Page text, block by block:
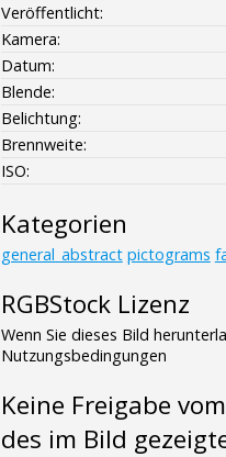
Veröffentlicht:
Kamera:
Datum:
Blende:
Belichtung:
Brennweite:
ISO:
Kategorien
general_abstract pictograms
RGBStock Lizenz
Wenn Sie dieses Bild
Nutzungsbedingungen
Keine Freigabe
des im Bild